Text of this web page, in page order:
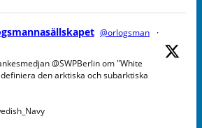
@orlogsman
·
@SWPBerlin om "White
den arktiska och subarktiska